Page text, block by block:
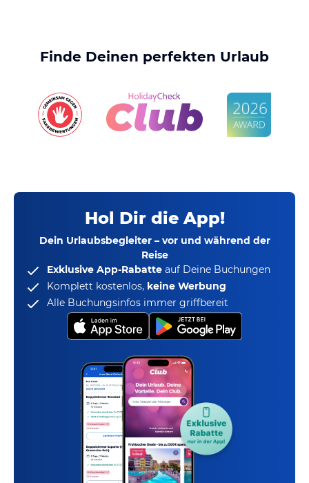
Finde Deinen perfekten Urlaub
Hol Dir die App!
Dein Urlaubsbegleiter – vor und während der
Reise
Exklusive App-Rabatte auf Deine Buchungen
Komplett kostenlos, keine Werbung
Alle Buchungsinfos immer griffbereit